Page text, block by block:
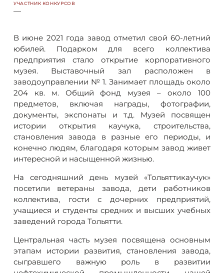
В июне 2021 года завод отметил свой 60-летний
юбилей. Подарком для всего коллектива
предприятия стало открытие корпоративного
музея. Выставочный зал расположен в
заводоуправлении № 1. Занимает площадь около
204 кв. м. Общий фонд музея – около 100
предметов, включая награды, фотографии,
документы, экспонаты и т.д. Музей посвящен
истории открытия каучука, строительства,
становления завода в разные его периоды, и
конечно людям, благодаря которым завод живет
интересной и насыщенной жизнью.
На сегодняшний день музей «Тольяттикаучук»
посетили ветераны завода, дети работников
коллектива, гости с дочерних предприятий,
учащиеся и студенты средних и высших учебных
заведений города Тольятти.
Центральная часть музея посвящена основным
этапам истории развития, становления завода,
сыгравшего важную роль в развитии
УЧАСТНИК КОНКУРСОВ
—